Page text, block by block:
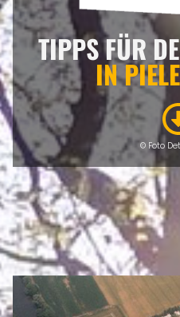
TIPPS FÜR
IN
© Foto
Eigenen Eintrag